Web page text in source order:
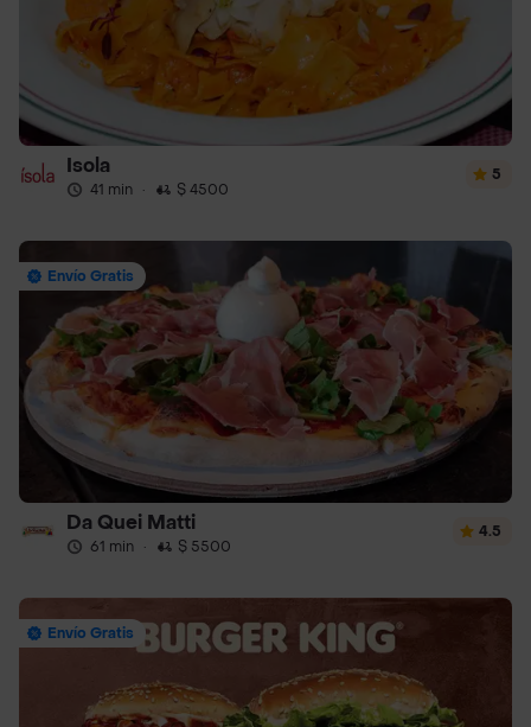
Isola
41 min · $ 4500
5
Envío Gratis
Da Quei Matti
61 min · $ 5500
4.5
Envío Gratis